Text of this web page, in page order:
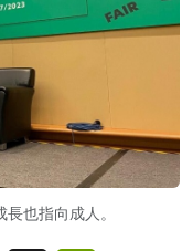
也指向成人。